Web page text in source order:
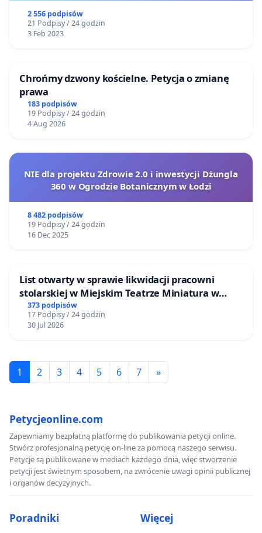
2 556 podpisów
21 Podpisy / 24 godzin
3 Feb 2023
Chrońmy dzwony kościelne. Petycja o zmianę
prawa
183 podpisów
19 Podpisy / 24 godzin
4 Aug 2026
NIE dla projektu Zdrowie 2.0 i inwestycji Dżungla
360 w Ogrodzie Botanicznym w Łodzi
8 482 podpisów
19 Podpisy / 24 godzin
16 Dec 2025
List otwarty w sprawie likwidacji pracowni
stolarskiej w Miejskim Teatrze Miniatura w
Gdańsku
373 podpisów
17 Podpisy / 24 godzin
30 Jul 2026
1 2 3 4 5 6 7 »
Petycjeonline.com
Zapewniamy bezpłatną platformę do publikowania petycji online.
Stwórz profesjonalną petycję on-line za pomocą naszego serwisu.
Petycje są publikowane w mediach każdego dnia, więc stworzenie
petycji jest świetnym sposobem, na zwrócenie uwagi opinii publicznej
i organów decyzyjnych.
Poradniki Więcej